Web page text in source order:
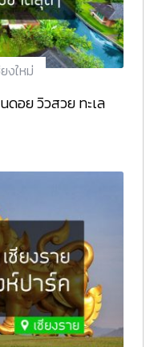
งใหม่
ดอย วิวสวย ทะเล